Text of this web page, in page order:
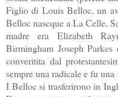
Figlio di Louis Belloc, un
Belloc nascque a La Celle,
madre era Elizabeth
Birmingham Joseph
converitita dal
sempre una radicale e fu
I Belloc si trasferirono in